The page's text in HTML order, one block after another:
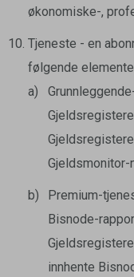
økonomiske-,
Tjeneste - en
følgende
Premium-
Bisnode-
innhente